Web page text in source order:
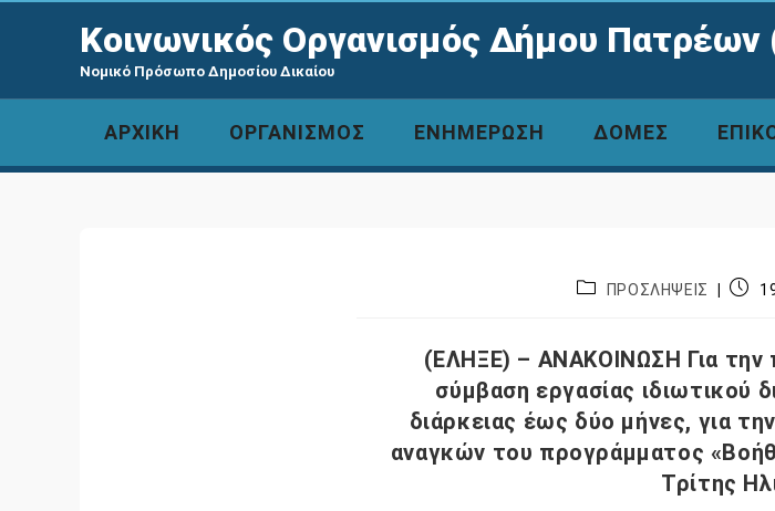
Κοινωνικός Οργανισμός Δήμου
Νομικό Πρόσωπο Δημοσίου Δικαίου
ΑΡΧΙΚΗ ΟΡΓΑΝΙΣΜΟΣ ΕΝΗΜΕΡΩΣΗ ΔΟΜΕΣ
ΠΡΟΣΛΗΨΕΙΣ
(ΈΛΗΞΕ) – ΑΝΑΚΟΙΝΩΣΗ Για
σύμβαση εργασίας ιδιωτικού
διάρκειας έως δύο μήνες, για
αναγκών του προγράμματος
Τρίτης